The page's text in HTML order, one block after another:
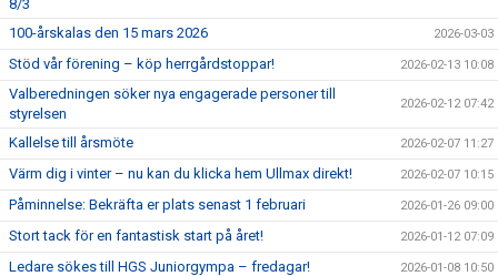
8/3
100-årskalas den 15 mars 2026 2026-03-03
Stöd vår förening – köp herrgårdstoppar! 2026-02-13 10:08
Valberedningen söker nya engagerade personer till
styrelsen
2026-02-12 07:42
Kallelse till årsmöte 2026-02-07 11:27
Värm dig i vinter – nu kan du klicka hem Ullmax direkt! 2026-02-07 10:15
Påminnelse: Bekräfta er plats senast 1 februari 2026-01-26 09:00
Stort tack för en fantastisk start på året! 2026-01-12 07:09
Ledare sökes till HGS Juniorgympa – fredagar! 2026-01-08 10:50